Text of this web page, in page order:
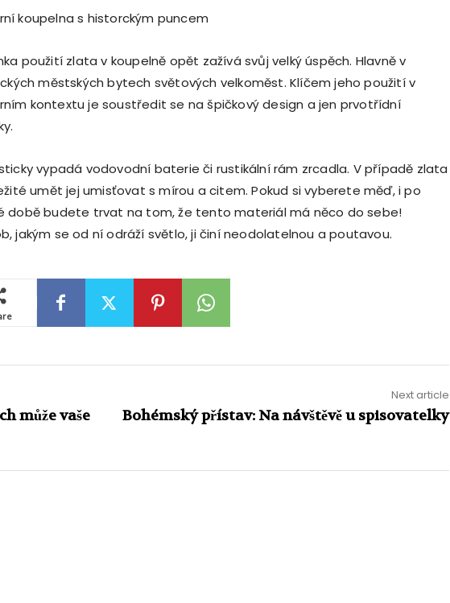
koupelna s historckým puncem
použití zlata v koupelně opět zažívá svůj velký úspěch. Hlavně v
městských bytech světových velkoměst. Klíčem jeho použití v
kontextu je soustředit se na špičkový design a jen prvotřídní
vypadá vodovodní baterie či rustikální rám zrcadla. V případě zlata
umět jej umisťovat s mírou a citem. Pokud si vyberete měď, i po
době budete trvat na tom, že tento materiál má něco do sebe!
jakým se od ní odráží světlo, ji činí neodolatelnou a poutavou.
může vaše
Next article
Bohémský přístav: Na návštěvě u spisovatelky